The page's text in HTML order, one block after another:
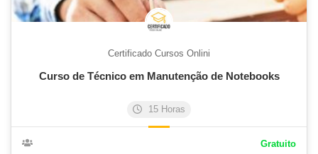
Certificado Cursos Onlini
Curso de Técnico em Manutenção de Notebooks
15 Horas
Gratuito